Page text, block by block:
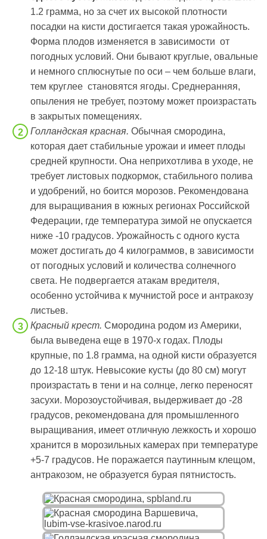
1.2 грамма, но за счет их высокой плотности
посадки на кисти достигается такая урожайность.
Форма плодов изменяется в зависимости от
погодных условий. Они бывают круглые, овальные
и немного сплюснутые по оси – чем больше влаги,
тем круглее становятся ягоды. Среднеранняя,
опыления не требует, поэтому может произрастать
в закрытых помещениях.
Голландская красная.Обычная смородина,
которая дает стабильные урожаи и имеет плоды
средней крупности. Она неприхотлива в уходе, не
требует листовых подкормок, стабильного полива
и удобрений, но боится морозов. Рекомендована
для выращивания в южных регионах Российской
Федерации, где температура зимой не опускается
ниже -10 градусов. Урожайность с одного куста
может достигать до 4 килограммов, в зависимости
от погодных условий и количества солнечного
света. Не подвергается атакам вредителя,
особенно устойчива к мучнистой росе и антракозу
листьев.
Красный крест.Смородина родом из Америки,
была выведена еще в 1970-х годах. Плоды
крупные, по 1.8 грамма, на одной кисти образуется
до 12-18 штук. Невысокие кусты (до 80 см) могут
произрастать в тени и на солнце, легко переносят
засухи. Морозоустойчивая, выдерживает до -28
градусов, рекомендована для промышленного
выращивания, имеет отличную лежкость и хорошо
хранится в морозильных камерах при температуре
+5-7 градусов. Не поражается паутинным клещом,
антракозом, не образуется бурая пятнистость.